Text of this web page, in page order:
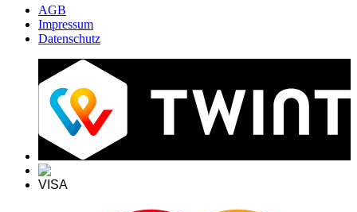
AGB
Impressum
Datenschutz
VISA